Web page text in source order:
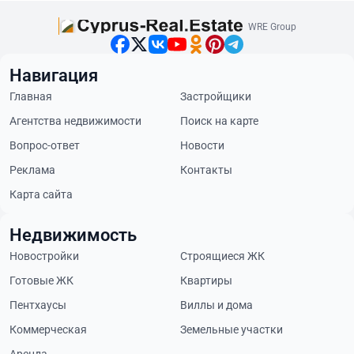
WRE Group
Навигация
Главная
Застройщики
Агентства недвижимости
Поиск на карте
Вопрос-ответ
Новости
Реклама
Контакты
Карта сайта
Недвижимость
Новостройки
Строящиеся ЖК
Готовые ЖК
Квартиры
Пентхаусы
Виллы и дома
Коммерческая
Земельные участки